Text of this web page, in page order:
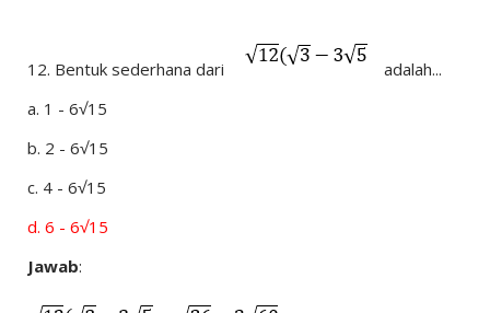
12. Bentuk sederhana dari
adalah...
a. 1 - 6√15
b. 2 - 6√15
c. 4 - 6√15
d. 6 - 6√15
Jawab: